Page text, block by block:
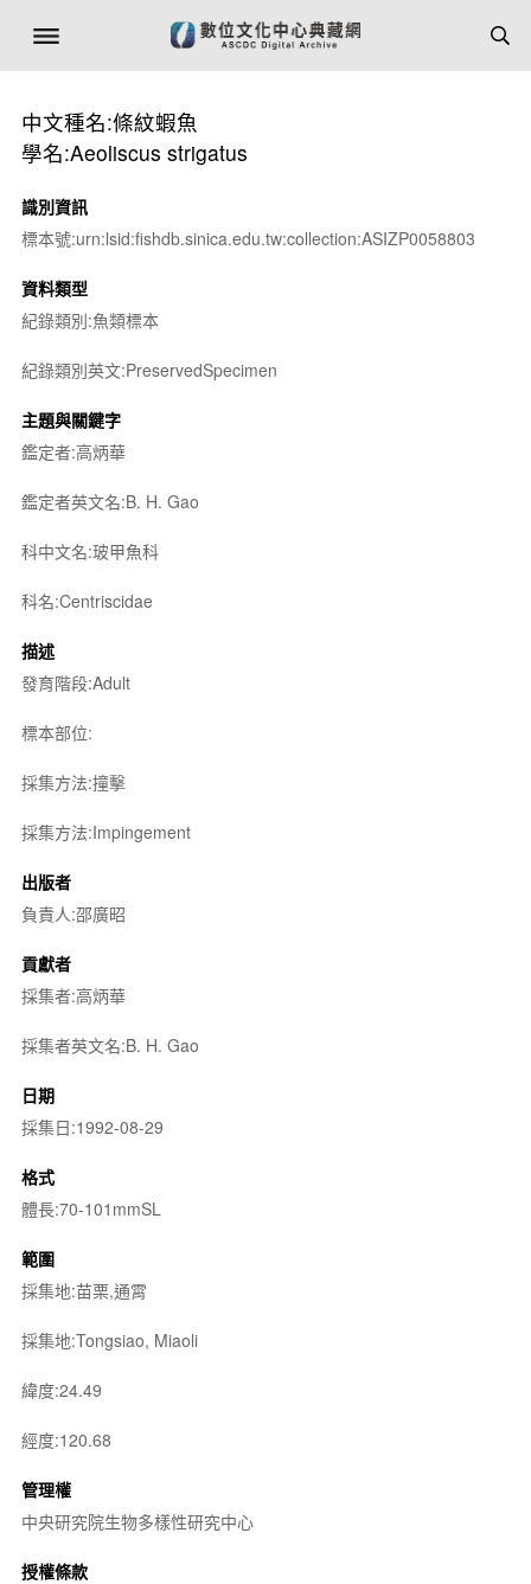
中文種名:條紋蝦魚
學名:Aeoliscus strigatus
識別資訊
標本號:urn:lsid:fishdb.sinica.edu.tw:collection:ASIZP0058803
資料類型
紀錄類別:魚類標本
紀錄類別英文:PreservedSpecimen
主題與關鍵字
鑑定者:高炳華
鑑定者英文名:B. H. Gao
科中文名:玻甲魚科
科名:Centriscidae
描述
發育階段:Adult
標本部位:
採集方法:撞擊
採集方法:Impingement
出版者
負責人:邵廣昭
貢獻者
採集者:高炳華
採集者英文名:B. H. Gao
日期
採集日:1992-08-29
格式
體長:70-101mmSL
範圍
採集地:苗栗,通霄
採集地:Tongsiao, Miaoli
緯度:24.49
經度:120.68
管理權
中央研究院生物多樣性研究中心
授權條款